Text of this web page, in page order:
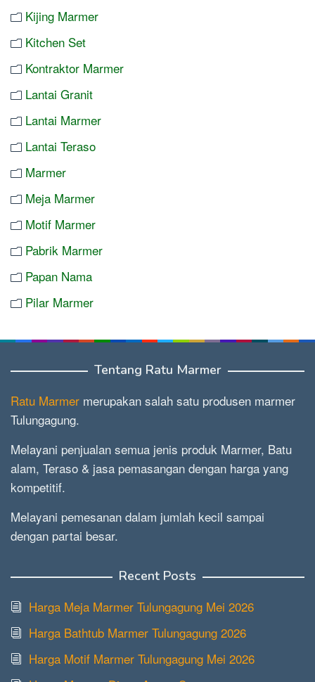
Kijing Marmer
Kitchen Set
Kontraktor Marmer
Lantai Granit
Lantai Marmer
Lantai Teraso
Marmer
Meja Marmer
Motif Marmer
Pabrik Marmer
Papan Nama
Pilar Marmer
Tentang Ratu Marmer
Ratu Marmer merupakan salah satu produsen marmer
Tulungagung.
Melayani penjualan semua jenis produk Marmer, Batu
alam, Teraso & jasa pemasangan dengan harga yang
kompetitif.
Melayani pemesanan dalam jumlah kecil sampai
dengan partai besar.
Recent Posts
Harga Meja Marmer Tulungagung Mei 2026
Harga Bathtub Marmer Tulungagung 2026
Harga Motif Marmer Tulungagung Mei 2026